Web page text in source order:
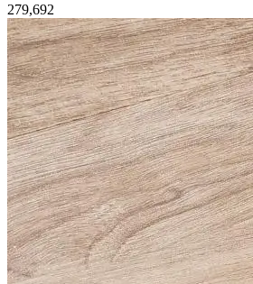
279,692